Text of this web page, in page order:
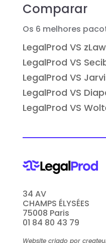
Comparar
Os 6 melhores
LegalProd VS
LegalProd VS
LegalProd VS
LegalProd VS
LegalProd VS
34 AV
CHAMPS ÉLYSÉES
75008 Paris
01 84 80 43 79
Website criado por